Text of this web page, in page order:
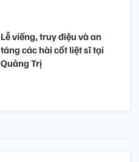
Lễ viếng, truy điệu và an
táng các hài cốt liệt sĩ tại
Quảng Trị